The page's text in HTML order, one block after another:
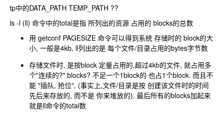
tp中的DATA_PATH TEMP_PATH ??
ls -l (ll) 命令中的total是指 所列出的资源 占用的 blocks的总数
用 getconf PAGESIZE 命令可以得到系统 存储时的 block的大
小, 一般是4kb, ll列出的是 每个文件/目录占用的bytes字节数
存储文件时, 是按block 定量占用的,超过4kb的文件, 就占用多
个"连续的?" blocks? 不足一个1block的 也占1个block. 而且不
能 "插队, 抢位", (事实上,文件/目录是按 创建该文件时的时间
先后来存放的, 而不是 你来堆放的), 最后所有的blocks加起来
就是ll命令的total数